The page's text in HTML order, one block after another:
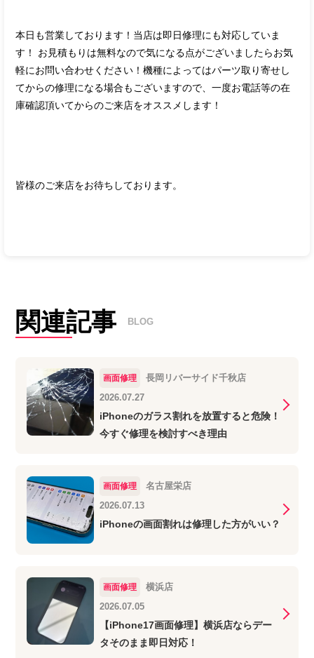
本日も営業しております！当店は即日修理にも対応していま
す！ お見積もりは無料なので気になる点がございましたらお気
軽にお問い合わせください！機種によってはパーツ取り寄せし
てからの修理になる場合もございますので、一度お電話等の在
庫確認頂いてからのご来店をオススメします！
皆様のご来店をお待ちしております。
関連記事 BLOG
画面修理
長岡リバーサイド千秋店
2026.07.27
iPhoneのガラス割れを放置すると危険！
今すぐ修理を検討すべき理由
画面修理
名古屋栄店
2026.07.13
iPhoneの画面割れは修理した方がいい？
画面修理
横浜店
2026.07.05
【iPhone17画面修理】横浜店ならデー
タそのまま即日対応！